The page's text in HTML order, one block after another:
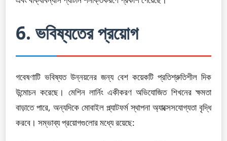
6. ভবিষ্যতের প্রয়োগ
গবেষণাটি ভবিষ্যত উন্নয়নের জন্য বেশ কয়েকটি প্রতিশ্রুতিশীল দিক
উন্মোচন করেছে। মেশিন লার্নিং একীকরণ অভিযোজিত শিখনের ক্ষমতা
বাড়াতে পারে, অন্যদিকে মোবাইল প্ল্যাটফর্ম স্থাপনা অ্যাক্সেসযোগ্যতা বৃদ্ধি
করবে। সম্ভাব্য প্রয়োগগুলোর মধ্যে রয়েছে: